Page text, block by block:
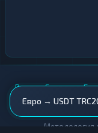
Евро → USDT
Вики • Города •
Методология